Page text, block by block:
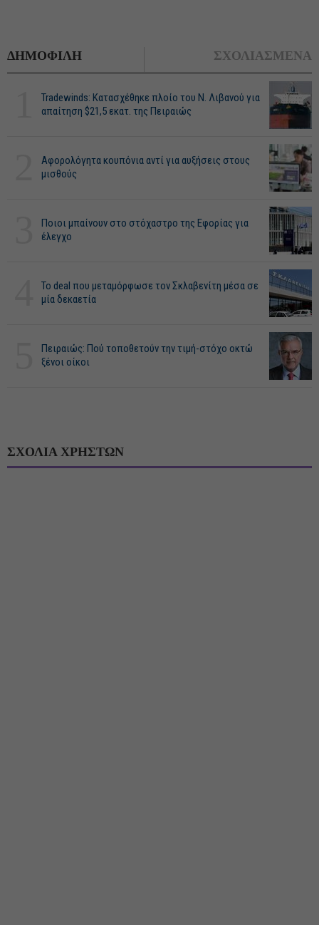
ΔΗΜΟΦΙΛΗ ΣΧΟΛΙΑΣΜΕΝΑ
Tradewinds: Κατασχέθηκε πλοίο του Ν. Λιβανού για
απαίτηση $21,5 εκατ. της Πειραιώς
Αφορολόγητα κουπόνια αντί για αυξήσεις στους
μισθούς
Ποιοι μπαίνουν στο στόχαστρο της Εφορίας για
έλεγχο
Το deal που μεταμόρφωσε τον Σκλαβενίτη μέσα σε
μία δεκαετία
Πειραιώς: Πού τοποθετούν την τιμή-στόχο οκτώ
ξένοι οίκοι
ΣΧΟΛΙΑ ΧΡΗΣΤΩΝ